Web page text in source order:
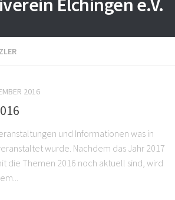
2016
und Informationen was in
wurde. Nachdem das Jahr 2017
die Themen 2016 noch aktuell sind, wird